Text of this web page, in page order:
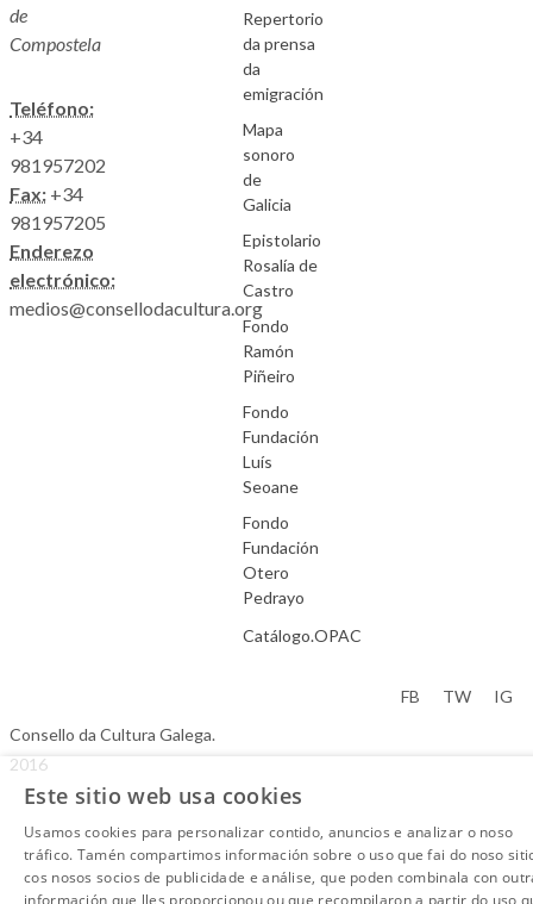
de
Compostela
Teléfono:
+34
981957202
Fax: +34
981957205
Enderezo
electrónico:
medios@consellodacultura.org
Repertorio
da prensa
da
emigración
Mapa
sonoro
de
Galicia
Epistolario
Rosalía de
Castro
Fondo
Ramón
Piñeiro
Fondo
Fundación
Luís
Seoane
Fondo
Fundación
Otero
Pedrayo
Catálogo.OPAC
Consello da Cultura Galega.
2016
FB TW IG
Este sitio web usa cookies
Usamos cookies para personalizar contido, anuncios e analizar o noso
tráfico. Tamén compartimos información sobre o uso que fai do noso
cos nosos socios de publicidade e análise, que poden combinala con
información que lles proporcionou ou que recompilaron a partir do uso